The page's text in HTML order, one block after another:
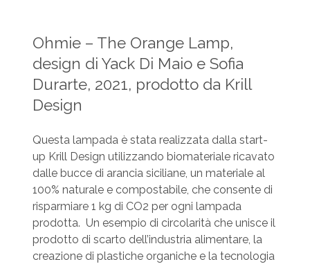
Ohmie – The Orange Lamp,
design di Yack Di Maio e Sofia
Durarte, 2021, prodotto da Krill
Design
Questa lampada è stata realizzata dalla start-
up Krill Design utilizzando biomateriale ricavato
dalle bucce di arancia siciliane, un materiale al
100% naturale e compostabile, che consente di
risparmiare 1 kg di CO2 per ogni lampada
prodotta.‎ Un esempio di circolarità che unisce il
prodotto di scarto dell’industria alimentare, la
creazione di plastiche organiche e la tecnologia